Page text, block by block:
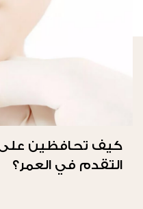
كيف تحافظين
التقدم في العمر؟